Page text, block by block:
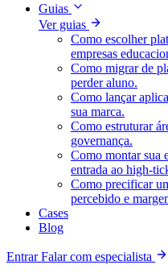
Guias
Ver guias
Como escolher
empresas
Como migrar de
perder aluno.
Como lançar
sua marca.
Como estruturar
governança.
Como montar sua
entrada ao high-
Como precificar
percebido e
Cases
Blog
EntrarFalar com especialista